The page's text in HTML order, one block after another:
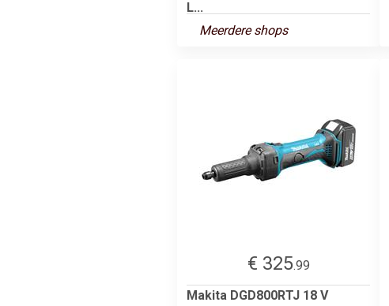
L...
Meerdere shops
€ 325.99
Makita DGD800RTJ 18 V